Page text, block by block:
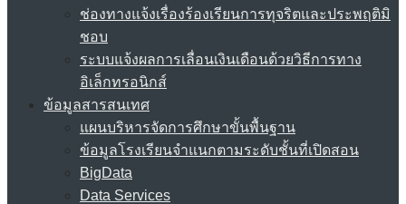
ช่องทางแจ้งเรื่องร้องเรียนการทุจริตและประพฤติมิ
ชอบ
ระบบแจ้งผลการเลื่อนเงินเดือนด้วยวิธีการทาง
อิเล็กทรอนิกส์
ข้อมูลสารสนเทศ
แผนบริหารจัดการศึกษาขั้นพื้นฐาน
ข้อมูลโรงเรียนจำแนกตามระดับชั้นที่เปิดสอน
BigData
Data Services